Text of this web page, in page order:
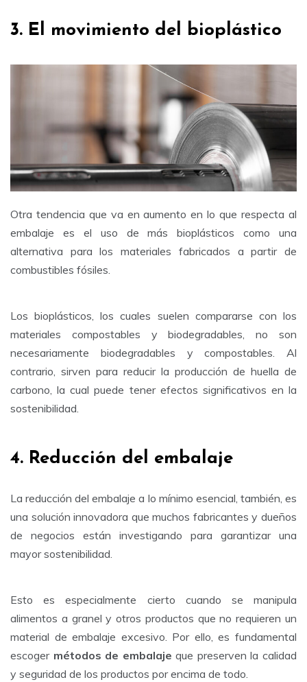
3. El movimiento del bioplástico
Otra tendencia que va en aumento en lo que respecta al
embalaje es el uso de más bioplásticos como una
alternativa para los materiales fabricados a partir de
combustibles fósiles.
Los bioplásticos, los cuales suelen compararse con los
materiales compostables y biodegradables, no son
necesariamente biodegradables y compostables. Al
contrario, sirven para reducir la producción de huella de
carbono, la cual puede tener efectos significativos en la
sostenibilidad.
4. Reducción del embalaje
La reducción del embalaje a lo mínimo esencial, también, es
una solución innovadora que muchos fabricantes y dueños
de negocios están investigando para garantizar una
mayor sostenibilidad.
Esto es especialmente cierto cuando se manipula
alimentos a granel y otros productos que no requieren un
material de embalaje excesivo. Por ello, es fundamental
escoger métodos de embalaje que preserven la calidad
y seguridad de los productos por encima de todo.